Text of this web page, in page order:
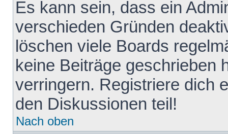
Es kann sein, dass ein
verschieden Gründen
löschen viele Boards
keine Beiträge geschrieben
verringern. Registriere dich
den Diskussionen teil!
Nach oben